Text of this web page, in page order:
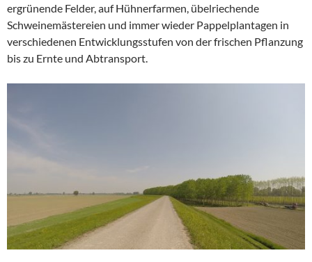
ergrünende Felder, auf Hühnerfarmen, übelriechende
Schweinemästereien und immer wieder Pappelplantagen in
verschiedenen Entwicklungsstufen von der frischen Pflanzung
bis zu Ernte und Abtransport.